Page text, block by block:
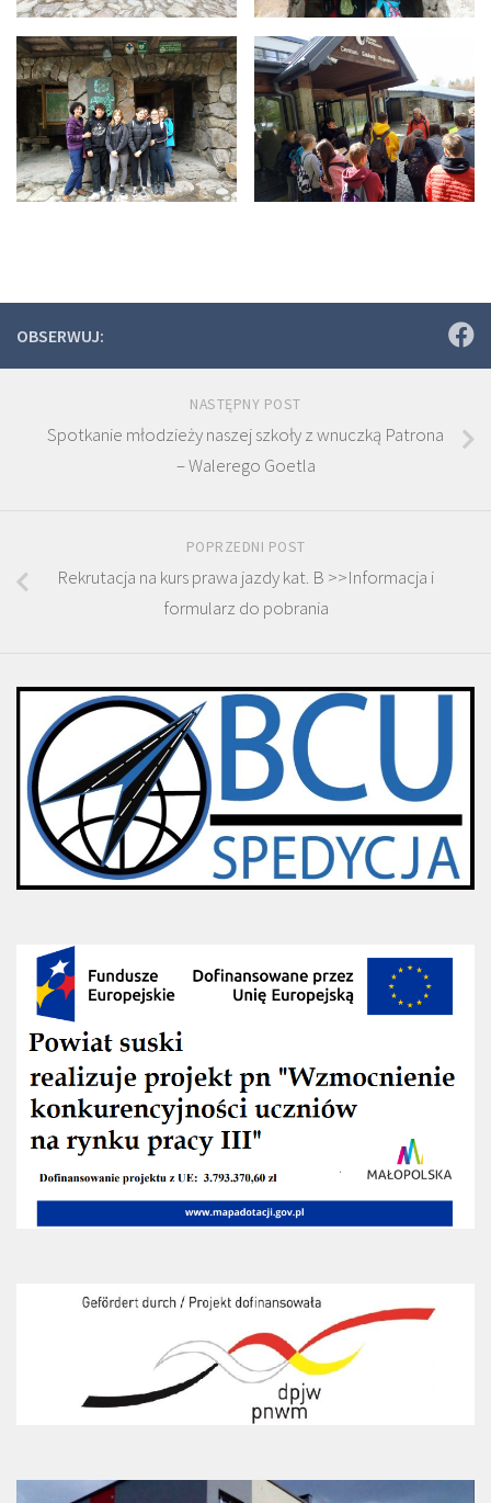
OBSERWUJ:
NASTĘPNY POST
Spotkanie młodzieży naszej szkoły z wnuczką Patrona
– Walerego Goetla
POPRZEDNI POST
Rekrutacja na kurs prawa jazdy kat. B >>Informacja i
formularz do pobrania